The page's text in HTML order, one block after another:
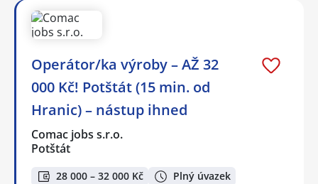
Operátor/ka výroby – AŽ 32
000 Kč! Potštát (15 min. od
Hranic) – nástup ihned
Comac jobs s.r.o.
Potštát
28 000 – 32 000 Kč Plný úvazek